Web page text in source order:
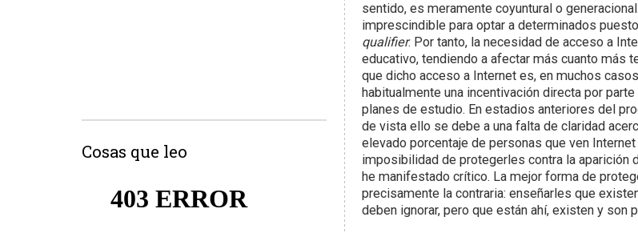
sentido, es meramente coyuntural o
imprescindible para optar a determinados
qualifier. Por tanto, la necesidad de acceso a
educativo, tendiendo a afectar más cuanto más
que dicho acceso a Internet es, en muchos
habitualmente una incentivación directa por
planes de estudio. En estadios anteriores del
de vista ello se debe a una falta de claridad
elevado porcentaje de personas que ven
imposibilidad de protegerles contra la aparición
he manifestado crítico. La mejor forma de
precisamente la contraria: enseñarles que
deben ignorar, pero que están ahí, existen y son
Cosas que leo